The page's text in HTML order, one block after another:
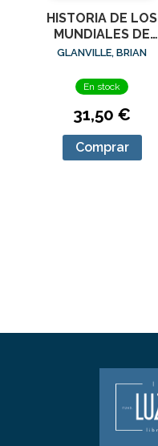
HISTORIA DE LOS
MUNDIALES DE
FUTBOL
GLANVILLE, BRIAN
En stock
31,50 €
Comprar